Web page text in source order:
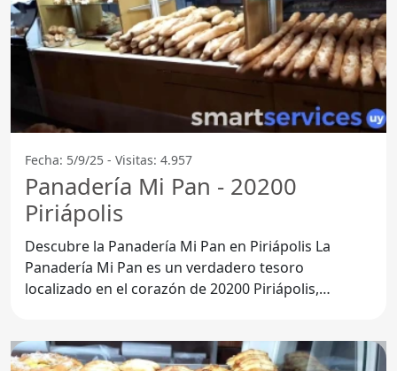
Fecha: 5/9/25 - Visitas: 4.957
Panadería Mi Pan - 20200
Piriápolis
Descubre la Panadería Mi Pan en Piriápolis La
Panadería Mi Pan es un verdadero tesoro
localizado en el corazón de 20200 Piriápolis,